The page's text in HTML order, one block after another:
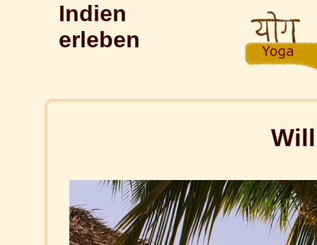
Indien
erleben